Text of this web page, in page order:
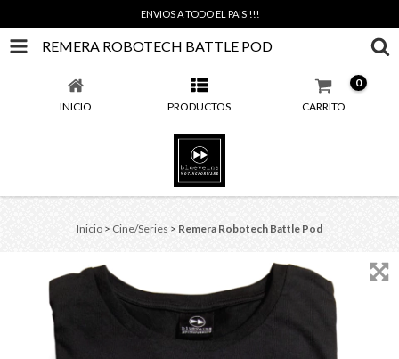
ENVIOS A TODO EL PAIS !!!
REMERA ROBOTECH BATTLE POD
INICIO PRODUCTOS CARRITO
0
Inicio > Cine/Series > Remera Robotech Battle Pod